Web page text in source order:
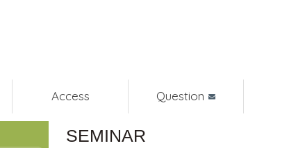
Access Question
SEMINAR